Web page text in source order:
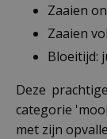
Zaaien
Zaaien
Bloeitijd:
Deze
categorie
met zijn